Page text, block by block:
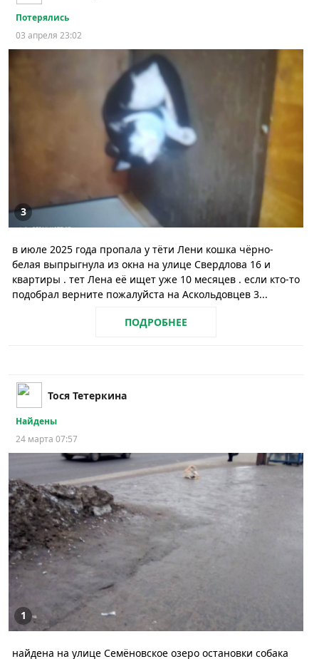
Потерялись
03 апреля 23:02
3
в июле 2025 года пропала у тёти Лени кошка чёрно-
белая выпрыгнула из окна на улице Свердлова 16 и
квартиры . тет Лена её ищет уже 10 месяцев . если кто-то
подобрал верните пожалуйста на Аскольдовцев 3...
ПОДРОБНЕЕ
Тося Тетеркина
Найдены
24 марта 07:57
1
найдена на улице Семёновское озеро остановки собака